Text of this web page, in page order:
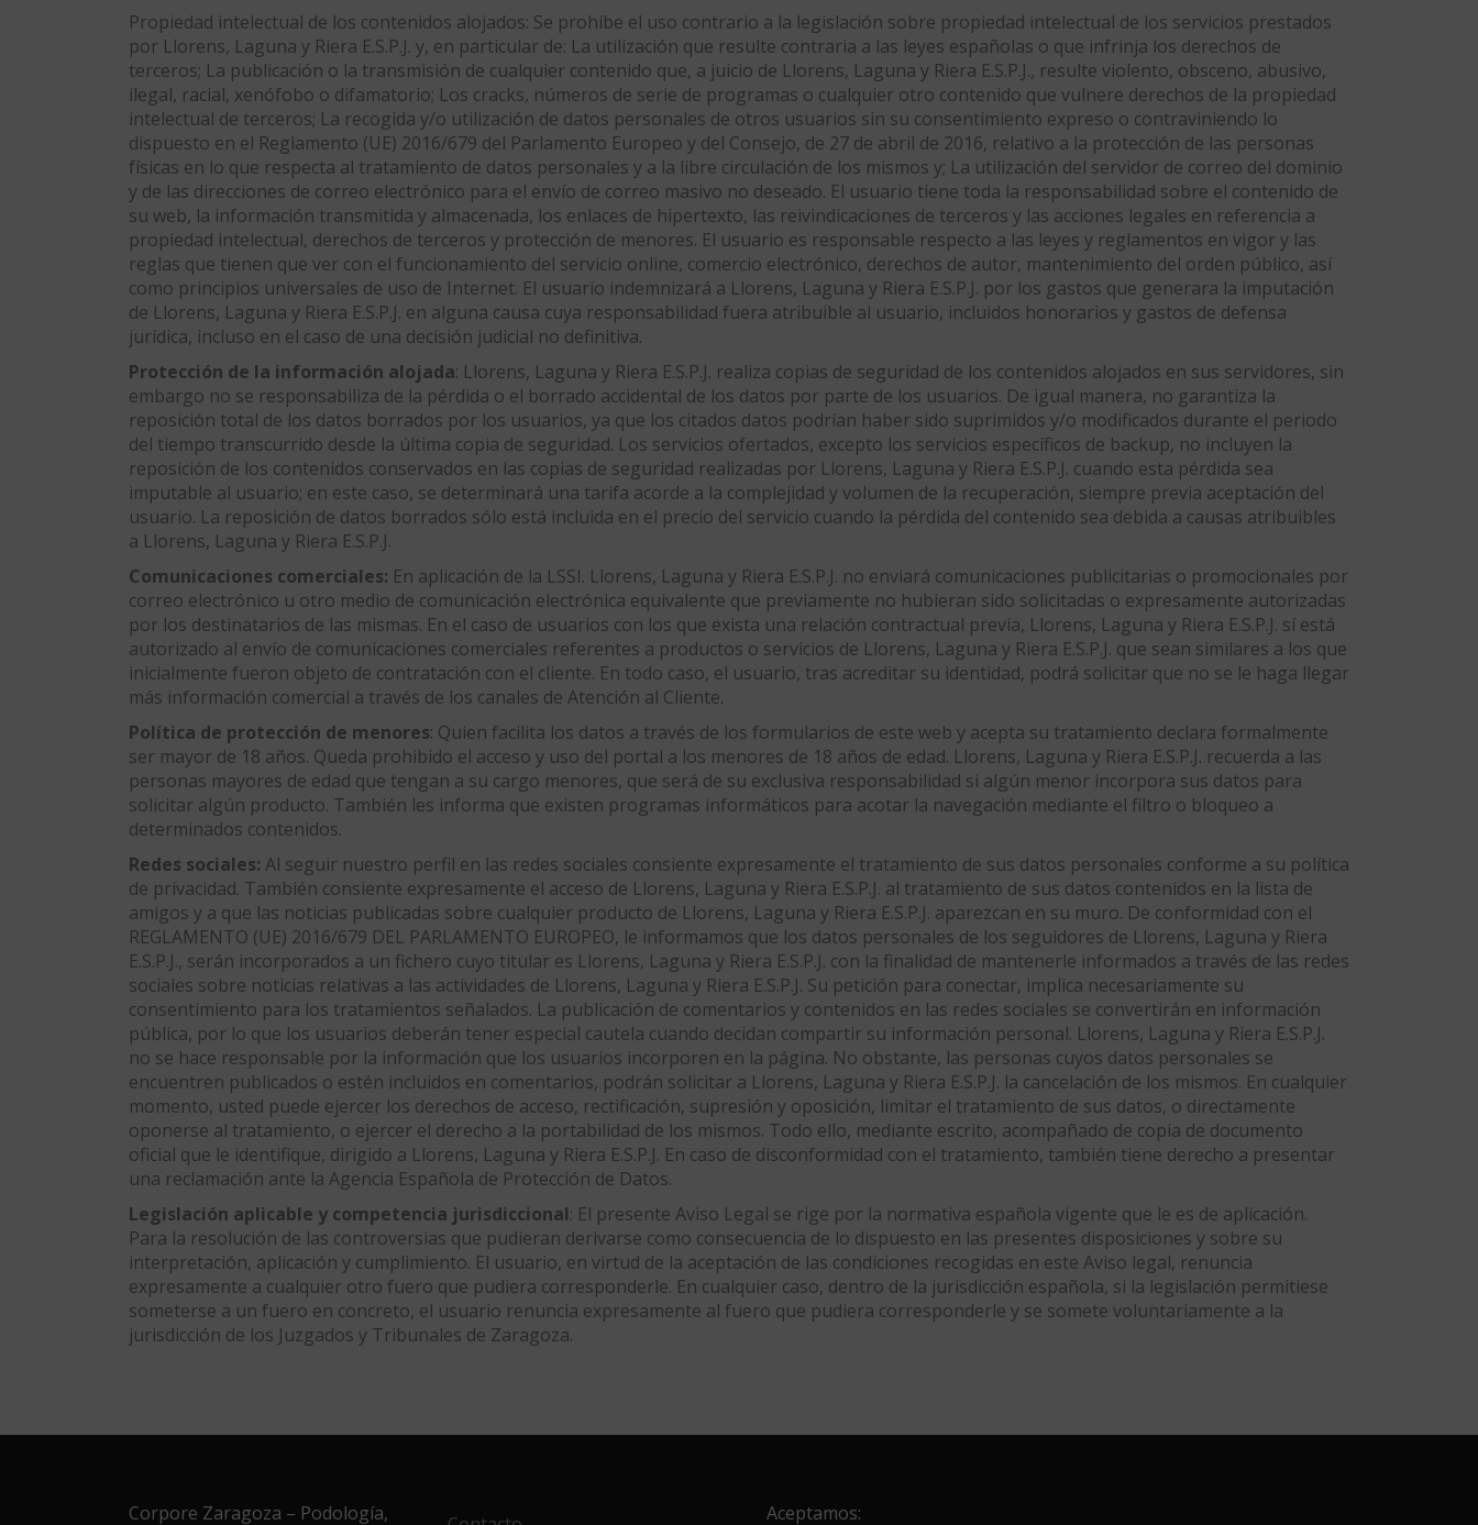
Propiedad intelectual de los contenidos alojados: Se prohíbe el uso contrario a la legislación sobre propiedad intelectual de los servicios prestados
por Llorens, Laguna y Riera E.S.P.J. y, en particular de: La utilización que resulte contraria a las leyes españolas o que infrinja los derechos de
terceros; La publicación o la transmisión de cualquier contenido que, a juicio de Llorens, Laguna y Riera E.S.P.J., resulte violento, obsceno, abusivo,
ilegal, racial, xenófobo o difamatorio; Los cracks, números de serie de programas o cualquier otro contenido que vulnere derechos de la propiedad
intelectual de terceros; La recogida y/o utilización de datos personales de otros usuarios sin su consentimiento expreso o contraviniendo lo
dispuesto en el Reglamento (UE) 2016/679 del Parlamento Europeo y del Consejo, de 27 de abril de 2016, relativo a la protección de las personas
físicas en lo que respecta al tratamiento de datos personales y a la libre circulación de los mismos y; La utilización del servidor de correo del dominio
y de las direcciones de correo electrónico para el envío de correo masivo no deseado. El usuario tiene toda la responsabilidad sobre el contenido de
su web, la información transmitida y almacenada, los enlaces de hipertexto, las reivindicaciones de terceros y las acciones legales en referencia a
propiedad intelectual, derechos de terceros y protección de menores. El usuario es responsable respecto a las leyes y reglamentos en vigor y las
reglas que tienen que ver con el funcionamiento del servicio online, comercio electrónico, derechos de autor, mantenimiento del orden público, así
como principios universales de uso de Internet. El usuario indemnizará a Llorens, Laguna y Riera E.S.P.J. por los gastos que generara la imputación
de Llorens, Laguna y Riera E.S.P.J. en alguna causa cuya responsabilidad fuera atribuible al usuario, incluidos honorarios y gastos de defensa
jurídica, incluso en el caso de una decisión judicial no definitiva.
Protección de la información alojada: Llorens, Laguna y Riera E.S.P.J. realiza copias de seguridad de los contenidos alojados en sus servidores, sin
embargo no se responsabiliza de la pérdida o el borrado accidental de los datos por parte de los usuarios. De igual manera, no garantiza la
reposición total de los datos borrados por los usuarios, ya que los citados datos podrían haber sido suprimidos y/o modificados durante el periodo
del tiempo transcurrido desde la última copia de seguridad. Los servicios ofertados, excepto los servicios específicos de backup, no incluyen la
reposición de los contenidos conservados en las copias de seguridad realizadas por Llorens, Laguna y Riera E.S.P.J. cuando esta pérdida sea
imputable al usuario; en este caso, se determinará una tarifa acorde a la complejidad y volumen de la recuperación, siempre previa aceptación del
usuario. La reposición de datos borrados sólo está incluida en el precio del servicio cuando la pérdida del contenido sea debida a causas atribuibles
a Llorens, Laguna y Riera E.S.P.J.
Comunicaciones comerciales: En aplicación de la LSSI. Llorens, Laguna y Riera E.S.P.J. no enviará comunicaciones publicitarias o promocionales por
correo electrónico u otro medio de comunicación electrónica equivalente que previamente no hubieran sido solicitadas o expresamente autorizadas
por los destinatarios de las mismas. En el caso de usuarios con los que exista una relación contractual previa, Llorens, Laguna y Riera E.S.P.J. sí está
autorizado al envío de comunicaciones comerciales referentes a productos o servicios de Llorens, Laguna y Riera E.S.P.J. que sean similares a los que
inicialmente fueron objeto de contratación con el cliente. En todo caso, el usuario, tras acreditar su identidad, podrá solicitar que no se le haga llegar
más información comercial a través de los canales de Atención al Cliente.
Política de protección de menores: Quien facilita los datos a través de los formularios de este web y acepta su tratamiento declara formalmente
ser mayor de 18 años. Queda prohibido el acceso y uso del portal a los menores de 18 años de edad. Llorens, Laguna y Riera E.S.P.J. recuerda a las
personas mayores de edad que tengan a su cargo menores, que será de su exclusiva responsabilidad si algún menor incorpora sus datos para
solicitar algún producto. También les informa que existen programas informáticos para acotar la navegación mediante el filtro o bloqueo a
determinados contenidos.
Redes sociales: Al seguir nuestro perfil en las redes sociales consiente expresamente el tratamiento de sus datos personales conforme a su política
de privacidad. También consiente expresamente el acceso de Llorens, Laguna y Riera E.S.P.J. al tratamiento de sus datos contenidos en la lista de
amigos y a que las noticias publicadas sobre cualquier producto de Llorens, Laguna y Riera E.S.P.J. aparezcan en su muro. De conformidad con el
REGLAMENTO (UE) 2016/679 DEL PARLAMENTO EUROPEO, le informamos que los datos personales de los seguidores de Llorens, Laguna y Riera
E.S.P.J., serán incorporados a un fichero cuyo titular es Llorens, Laguna y Riera E.S.P.J. con la finalidad de mantenerle informados a través de las redes
sociales sobre noticias relativas a las actividades de Llorens, Laguna y Riera E.S.P.J. Su petición para conectar, implica necesariamente su
consentimiento para los tratamientos señalados. La publicación de comentarios y contenidos en las redes sociales se convertirán en información
pública, por lo que los usuarios deberán tener especial cautela cuando decidan compartir su información personal. Llorens, Laguna y Riera E.S.P.J.
no se hace responsable por la información que los usuarios incorporen en la página. No obstante, las personas cuyos datos personales se
encuentren publicados o estén incluidos en comentarios, podrán solicitar a Llorens, Laguna y Riera E.S.P.J. la cancelación de los mismos. En cualquier
momento, usted puede ejercer los derechos de acceso, rectificación, supresión y oposición, limitar el tratamiento de sus datos, o directamente
oponerse al tratamiento, o ejercer el derecho a la portabilidad de los mismos. Todo ello, mediante escrito, acompañado de copia de documento
oficial que le identifique, dirigido a Llorens, Laguna y Riera E.S.P.J. En caso de disconformidad con el tratamiento, también tiene derecho a presentar
una reclamación ante la Agencia Española de Protección de Datos.
Legislación aplicable y competencia jurisdiccional: El presente Aviso Legal se rige por la normativa española vigente que le es de aplicación.
Para la resolución de las controversias que pudieran derivarse como consecuencia de lo dispuesto en las presentes disposiciones y sobre su
interpretación, aplicación y cumplimiento. El usuario, en virtud de la aceptación de las condiciones recogidas en este Aviso legal, renuncia
expresamente a cualquier otro fuero que pudiera corresponderle. En cualquier caso, dentro de la jurisdicción española, si la legislación permitiese
someterse a un fuero en concreto, el usuario renuncia expresamente al fuero que pudiera corresponderle y se somete voluntariamente a la
jurisdicción de los Juzgados y Tribunales de Zaragoza.
Corpore Zaragoza – Podología, Aceptamos: